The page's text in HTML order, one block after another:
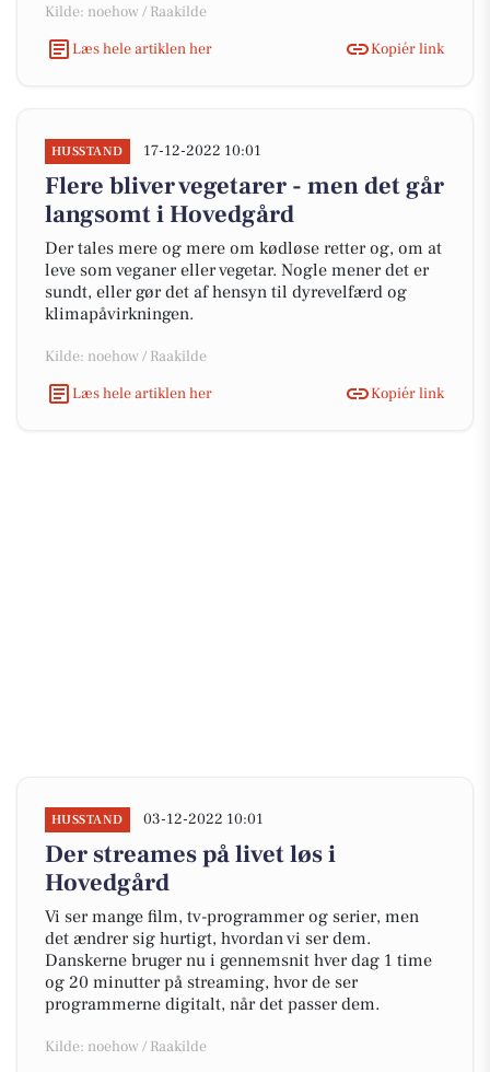
Kilde: noehow / Raakilde
Læs hele artiklen her
Kopiér link
HUSSTAND 17-12-2022 10:01
Flere bliver vegetarer - men det går
langsomt i Hovedgård
Der tales mere og mere om kødløse retter og, om at
leve som veganer eller vegetar. Nogle mener det er
sundt, eller gør det af hensyn til dyrevelfærd og
klimapåvirkningen.
Kilde: noehow / Raakilde
Læs hele artiklen her
Kopiér link
HUSSTAND 03-12-2022 10:01
Der streames på livet løs i
Hovedgård
Vi ser mange film, tv-programmer og serier, men
det ændrer sig hurtigt, hvordan vi ser dem.
Danskerne bruger nu i gennemsnit hver dag 1 time
og 20 minutter på streaming, hvor de ser
programmerne digitalt, når det passer dem.
Kilde: noehow / Raakilde